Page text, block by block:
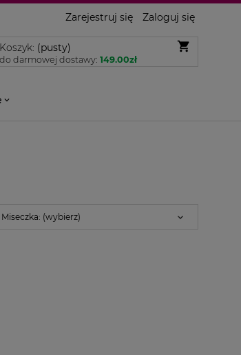
Zarejestruj się Zaloguj się
Koszyk: (pusty)
do darmowej dostawy: 149.00zł
Miseczka: (wybierz)